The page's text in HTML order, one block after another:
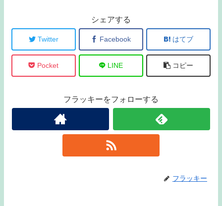
シェアする
Twitter Facebook はてブ
Pocket LINE コピー
フラッキーをフォローする
フラッキー